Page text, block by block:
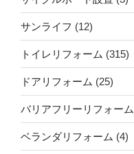
サンライフ (12)
トイレリフォーム (315)
ドアリフォーム (25)
バリアフリーリフォーム
ベランダリフォーム (4)